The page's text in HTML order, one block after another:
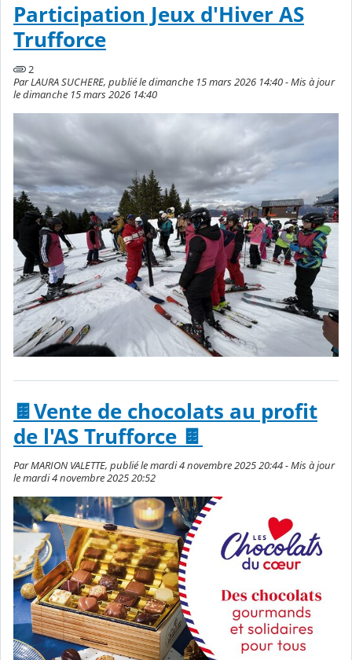
Participation Jeux d'Hiver AS
Trufforce
2
Par LAURA SUCHERE, publié le dimanche 15 mars 2026 14:40 - Mis à jour
le dimanche 15 mars 2026 14:40
🍫Vente de chocolats au profit
de l'AS Trufforce 🍫
Par MARION VALETTE, publié le mardi 4 novembre 2025 20:44 - Mis à jour
le mardi 4 novembre 2025 20:52